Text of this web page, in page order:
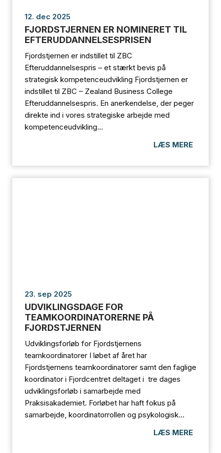
12. dec 2025
FJORDSTJERNEN ER NOMINERET TIL
EFTERUDDANNELSESPRISEN
Fjordstjernen er indstillet til ZBC
Efteruddannelsespris – et stærkt bevis på
strategisk kompetenceudvikling Fjordstjernen er
indstillet til ZBC – Zealand Business College
Efteruddannelsespris. En anerkendelse, der peger
direkte ind i vores strategiske arbejde med
kompetenceudvikling...
LÆS MERE
23. sep 2025
UDVIKLINGSDAGE FOR
TEAMKOORDINATORERNE PÅ
FJORDSTJERNEN
Udviklingsforløb for Fjordstjernens
teamkoordinatorer I løbet af året har
Fjordstjernens teamkoordinatorer samt den faglige
koordinator i Fjordcentret deltaget i tre dages
udviklingsforløb i samarbejde med
Praksisakademiet. Forløbet har haft fokus på
samarbejde, koordinatorrollen og psykologisk...
LÆS MERE